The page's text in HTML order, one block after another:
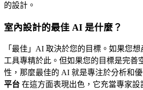
的設計。
室內設計的最佳 AI 是什麼？
「最佳」AI 取決於您的目標。如果您
工具專精於此。但如果您的目標是完善
性，那麼最佳的 AI 就是專注於分析和
平台 在這方面表現出色，它充當專家設